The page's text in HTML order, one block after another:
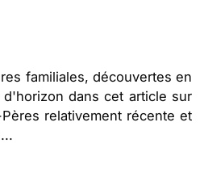
familiales, découvertes en
dans cet article sur
relativement récente et